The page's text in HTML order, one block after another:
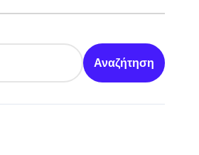
Αναζήτηση